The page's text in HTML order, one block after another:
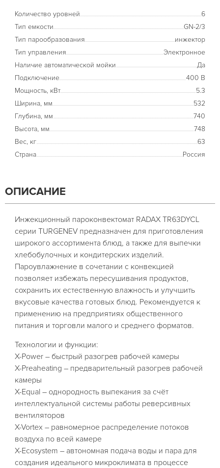
Количество уровней
6
Тип емкости
GN-2/3
Тип парообразования
инжектор
Тип управления
Электронное
Наличие автоматической мойки
Да
Подключение
400 В
Мощность, кВт
5.3
Ширина, мм
532
Глубина, мм
740
Высота, мм
748
Вес, кг
63
Страна
Россия
ОПИСАНИЕ
Инжекционный пароконвектомат RADAX TR63DYCL
серии TURGENEV предназначен для приготовления
широкого ассортимента блюд, а также для выпечки
хлебобулочных и кондитерских изделий.
Пароувлажнение в сочетании с конвекцией
позволяет избежать пересушивания продуктов,
сохранить их естественную влажность и улучшить
вкусовые качества готовых блюд. Рекомендуется к
применению на предприятиях общественного
питания и торговли малого и среднего форматов.
Технологии и функции:
X-Power – быстрый разогрев рабочей камеры
X-Preaheating – предварительный разогрев рабочей
камеры
X-Equal – однородность выпекания за счёт
интеллектуальной системы работы реверсивных
вентиляторов
X-Vortex – равномерное распределение потоков
воздуха по всей камере
X-Ecosystem – автономная подача воды и пара для
создания идеального микроклимата в процессе